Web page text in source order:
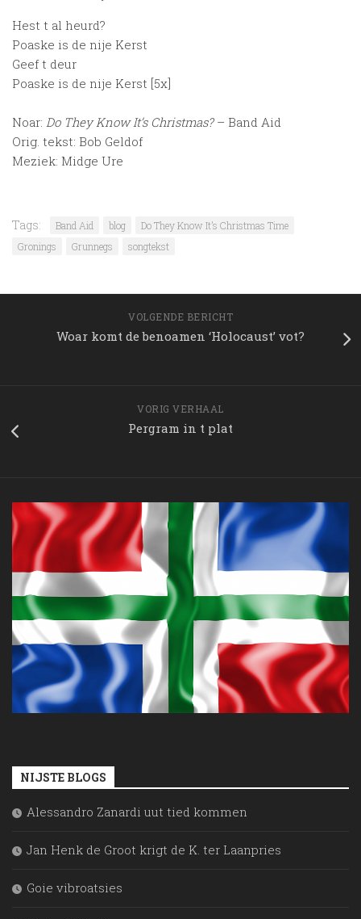
Hest t al heurd?
Poaske is de nije Kerst
Geef t deur
Poaske is de nije Kerst [5x]
Noar: Do They Know It’s Christmas?– Band Aid
Orig. tekst: Bob Geldof
Meziek: Midge Ure
Tags: Band Aid blog
Do They Know It’s Christmas Time
Gronings
Grunnegs songtekst
VOLGENDE BERICHT
Woar komt de benoamen ‘Holocaust’ vot?
VORIG VERHAAL
Pergram in t plat
NIJSTE BLOGS
Alessandro Zanardi uut tied kommen
Jan Henk de Groot krigt de K. ter Laanpries
Goie vibroatsies